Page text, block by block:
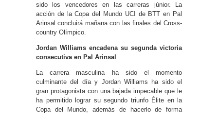
sido los vencedores en las carreras júnior. La
acción de la Copa del Mundo UCI de BTT en Pal
Arinsal concluirá mañana con las finales del Cross-
country Olímpico.
Jordan Williams encadena su segunda victoria
consecutiva en Pal Arinsal
La carrera masculina ha sido el momento
culminante del día y Jordan Williams ha sido el
gran protagonista con una bajada impecable que le
ha permitido lograr su segundo triunfo Élite en la
Copa del Mundo, además de hacerlo de forma